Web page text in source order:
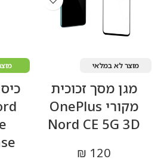
מוצר לא במלאי
מגן מסך זכוכית
מקורי OnePlus
Nord CE 5G 3D
₪ 120